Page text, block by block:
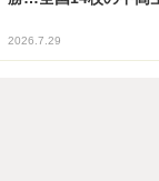
2026.7.29